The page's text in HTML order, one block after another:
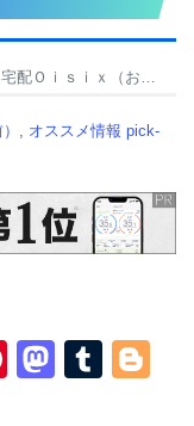
ｉｘ（おいしっくす）
, オススメ情報 pick-
Pinterest